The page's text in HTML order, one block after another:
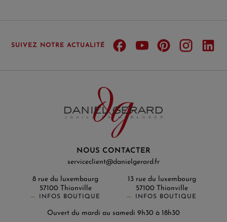
SUIVEZ NOTRE ACTUALITÉ
NOUS CONTACTER
serviceclient@danielgerard.fr
8 rue du luxembourg
57100 Thionville
INFOS BOUTIQUE
13 rue du luxembourg
57100 Thionville
INFOS BOUTIQUE
Ouvert du mardi au samedi 9h30 à 18h30